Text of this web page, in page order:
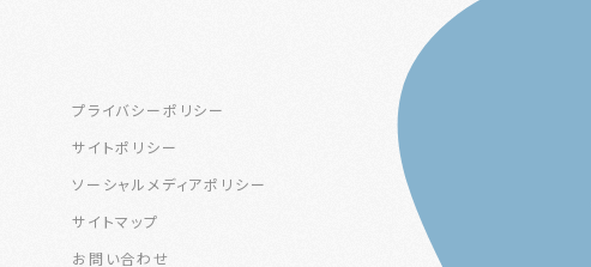
プライバシーポリシー
サイトポリシー
ソーシャルメディアポリシー
サイトマップ
お問い合わせ